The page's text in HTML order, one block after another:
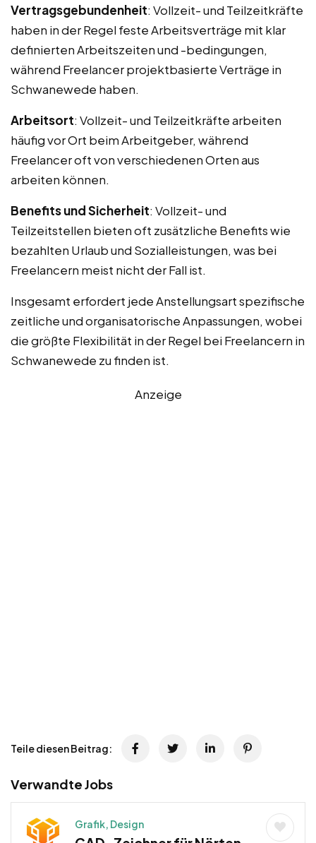
Vertragsgebundenheit: Vollzeit- und Teilzeitkräfte
haben in der Regel feste Arbeitsverträge mit klar
definierten Arbeitszeiten und -bedingungen,
während Freelancer projektbasierte Verträge in
Schwanewede haben.
Arbeitsort: Vollzeit- und Teilzeitkräfte arbeiten
häufig vor Ort beim Arbeitgeber, während
Freelancer oft von verschiedenen Orten aus
arbeiten können.
Benefits und Sicherheit: Vollzeit- und
Teilzeitstellen bieten oft zusätzliche Benefits wie
bezahlten Urlaub und Sozialleistungen, was bei
Freelancern meist nicht der Fall ist.
Insgesamt erfordert jede Anstellungsart spezifische
zeitliche und organisatorische Anpassungen, wobei
die größte Flexibilität in der Regel bei Freelancern in
Schwanewede zu finden ist.
Anzeige
Teile diesen Beitrag:
Verwandte Jobs
Grafik, Design